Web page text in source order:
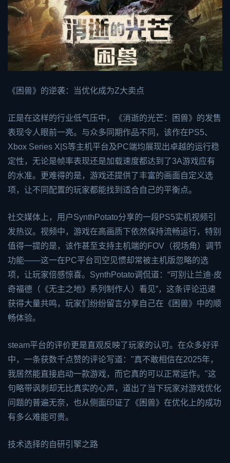
《困兽》的逆袭：当优化成为Z大卖点
正是在这样的行业低气压中，《消逝的光芒：困兽》的发售
表现令人眼前一亮。与众多同期作品不同，该作在PS5、
Xbox Series X|S等主机平台及PC端均展现出卓越的运行稳
定性，无论是帧率表现还是加载速度都达到了3A游戏应有
的水准。更难得的是，游戏还提供了丰富的画面自定义选
项，让不同配置的玩家都能找到适合自己的平衡点。
社交媒体上，用户SynthPotato分享的一段PS5实机视频引
发热议。视频中，游戏在高画质下依然保持流畅运行，特别
值得一提的是，该作甚至支持主机端的FOV（视场角）调节
功能——这一在PC平台司空见惯却常被主机版忽略的选
项，让玩家倍感惊喜。SynthPotato调侃道：“可别让兰迪·皮
奇福德（《无主之地》系列制作人）看见”，这条评论迅速
获得大量共鸣，玩家们纷纷留言分享自己在《困兽》中的顺
畅体验。
steam平台的评价更是直观反映了玩家的认可。在众多好评
中，一条获数千点赞的评论写道："真不敢相信在2025年，
我居然能直接启动一款游戏，而它真的可以正常运作。"这
句略带讽刺却无比真实的心声，道出了当下玩家对游戏优化
问题的普遍无奈，也从侧面印证了《困兽》在优化上的成功
有多么难能可贵。
技术选择的自研引擎之路